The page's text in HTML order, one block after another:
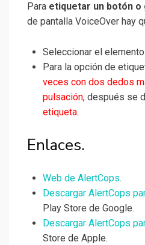
Para etiquetar un botón
de pantalla VoiceOver hay
Seleccionar el
Para la opción de
veces con dos dedos
pulsación, después se
etiqueta.
Enlaces.
Web de AlertCops.
Descargar AlertCops
Play Store de Google.
Descargar AlertCops
Store de Apple.